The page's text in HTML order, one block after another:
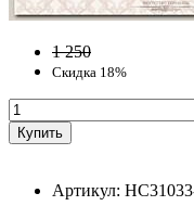
1 250
Скидка 18%
Артикул: